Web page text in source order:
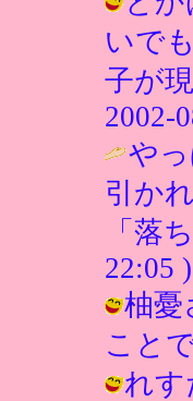
いで
子が
2002-
や
引か
「落
22:05 )
柚憂
こと
れす